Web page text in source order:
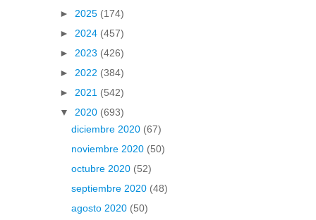
► 2025 (174)
► 2024 (457)
► 2023 (426)
► 2022 (384)
► 2021 (542)
▼ 2020 (693)
diciembre 2020 (67)
noviembre 2020 (50)
octubre 2020 (52)
septiembre 2020 (48)
agosto 2020 (50)